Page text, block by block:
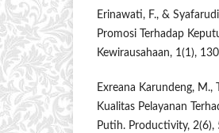
Erinawati, F., &
Promosi Terhadap
Kewirausahaan, 1(1),
Exreana Karundeng, M.,
Kualitas Pelayanan
Putih. Productivity, 2(6),